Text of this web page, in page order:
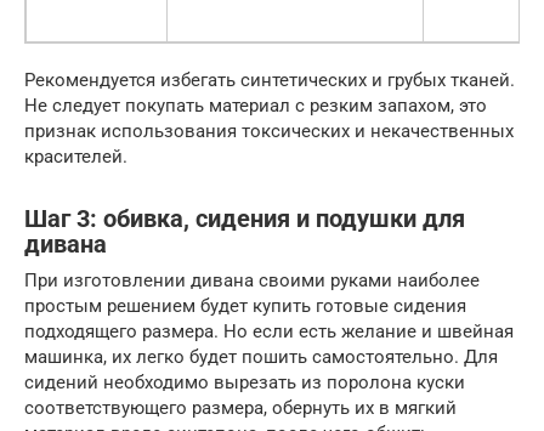
Рекомендуется избегать синтетических и грубых тканей.
Не следует покупать материал с резким запахом, это
признак использования токсических и некачественных
красителей.
Шаг 3: обивка, сидения и подушки для
дивана
При изготовлении дивана своими руками наиболее
простым решением будет купить готовые сидения
подходящего размера. Но если есть желание и швейная
машинка, их легко будет пошить самостоятельно. Для
сидений необходимо вырезать из поролона куски
соответствующего размера, обернуть их в мягкий